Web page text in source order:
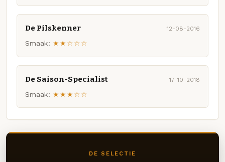
De Pilskenner 12-08-2016
Smaak: ★★☆☆☆
De Saison-Specialist 17-10-2018
Smaak: ★★★☆☆
DE SELECTIE